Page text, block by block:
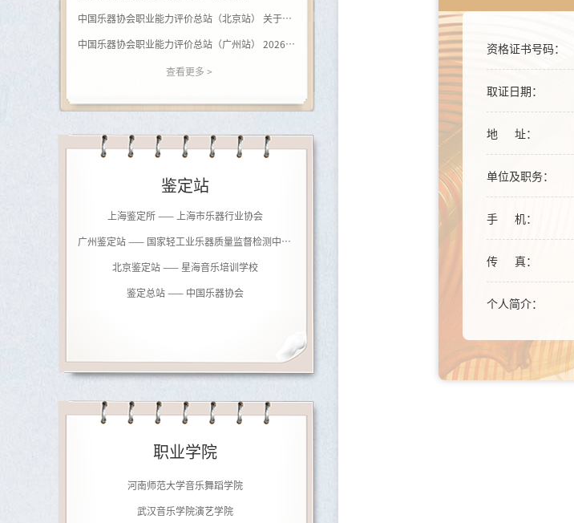
中国乐器协会职业能力评价总站（北京站） 关于开展（黑河学院）钢琴调律师职业等级评价的通知
中国乐器协会职业能力评价总站（广州站） 2026年广西站钢琴调律师等级评价通知
查看更多 >
鉴定站
上海鉴定所 —— 上海市乐器行业协会
广州鉴定站 —— 国家轻工业乐器质量监督检测中心（广州）
北京鉴定站 —— 星海音乐培训学校
鉴定总站 —— 中国乐器协会
职业学院
南京师范大学音乐学院
广东文艺职业学院
泉州师范学院艺术学院
四川音乐学院
河南师范大学音乐舞蹈学院
武汉音乐学院演艺学院
资格证书号码：
取证日期：
地 址：
单位及职务：
手 机：
传 真：
个人简介：